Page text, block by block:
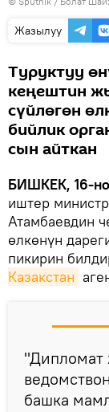
Жазылуу
Туруктуу
кеңештин
сүйлөгөн
бийлик
сын айткан
БИШКЕК, 16-
иштер
Атамбаевдин
өлкөнүн
пикирин
Казакстан
"Дипломат
башка